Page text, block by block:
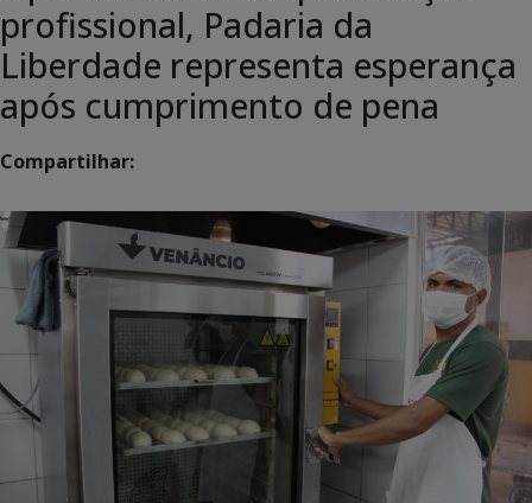
profissional, Padaria da
Liberdade representa esperança
após cumprimento de pena
Compartilhar: